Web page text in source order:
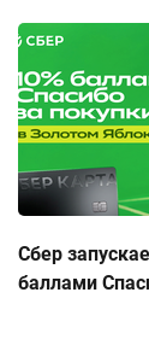
Сбер
баллами